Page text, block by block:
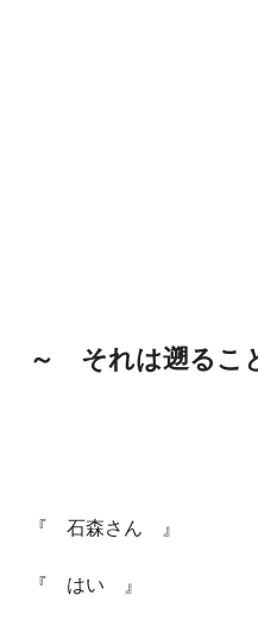
～ それは遡る
『 石森さん 』
『 はい 』